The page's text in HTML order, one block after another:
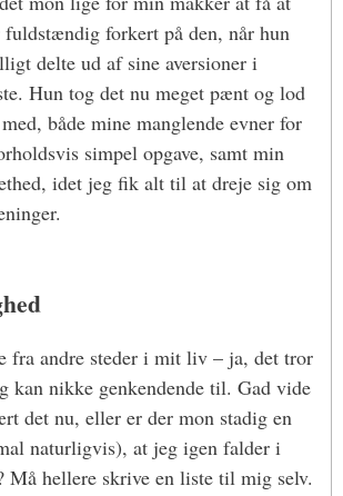
forkert på den, når hun
delte ud af sine aversioner i
Hun tog det nu meget pænt og lod
både mine manglende evner for
simpel opgave, samt min
idet jeg fik alt til at dreje sig om
fra andre steder i mit liv – ja, det tror
kan nikke genkendende til. Gad vide
det nu, eller er der mon stadig en
naturligvis), at jeg igen falder i
Må hellere skrive en liste til mig selv.